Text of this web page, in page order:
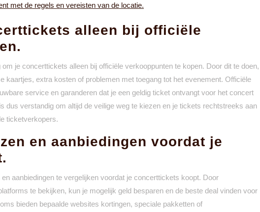
met de regels en vereisten van de locatie.
alleen bij officiële
je concerttickets alleen bij officiële verkooppunten te kopen. Door dit te doen,
kaartjes, extra kosten of problemen met toegang tot het evenement. Officiële
service en garanderen dat je een geldig ticket ontvangt voor het concert
dus verstandig om altijd de veilige weg te kiezen en je tickets rechtstreeks aan
ticketverkopers.
en aanbiedingen voordat je
aanbiedingen te vergelijken voordat je concerttickets koopt. Door
te bekijken, kun je mogelijk geld besparen en de beste deal vinden voor
bieden bepaalde websites kortingen, speciale pakketten of